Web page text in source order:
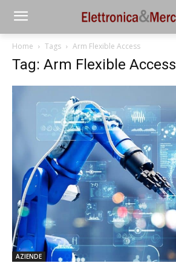
Home Tags Arm Flexible Access
Tag: Arm Flexible Access
AZIENDE